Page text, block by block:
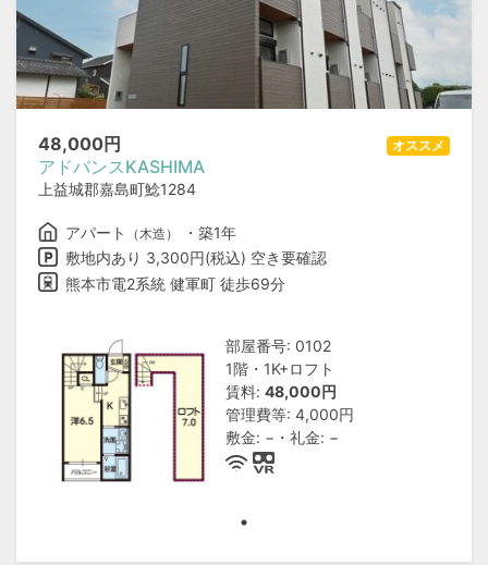
48,000円
アドバンスKASHIMA
上益城郡嘉島町鯰1284
オススメ
アパート （木造）
・築1年
敷地内あり 3,300円(税込) 空き要確認
熊本市電2系統 健軍町 徒歩69分
部屋番号: 0102
1階・1K+ロフト
賃料: 48,000円
管理費等: 4,000円
敷金: −・礼金: −